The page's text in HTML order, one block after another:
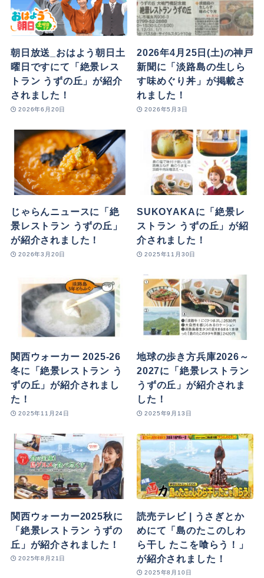
朝日放送_おはよう朝日土
曜日ですにて「絶景レス
トラン うずの丘」が紹介
されました！
2026年6月20日
2026年4月25日(土)の神戸
新聞に「淡路島の生しら
す味めぐり丼」が掲載さ
れました！
2026年5月3日
じゃらんニュースに「絶
景レストラン うずの丘」
が紹介されました！
2026年3月20日
SUKOYAKAに「絶景レ
ストラン うずの丘」が紹
介されました！
2025年11月30日
関西ウォーカー 2025-26
冬に「絶景レストラン う
ずの丘」が紹介されまし
た！
2025年11月24日
地球の歩き方兵庫2026～
2027に「絶景レストラン
うずの丘」が紹介されま
した！
2025年9月13日
関西ウォーカー2025秋に
「絶景レストラン うずの
丘」が紹介されました！
2025年8月21日
読売テレビ | うさぎとか
めにて「島のたこのしわ
ら干し たこを喰らう！」
が紹介されました！
2025年8月10日